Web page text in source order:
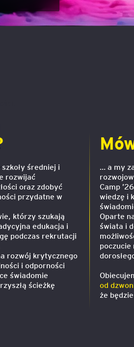
Praktyczne
AI w praktyce –
AI – prawne
projektami
AI – sztuczna inteligencja
szkoleń
średniej i
rozwijać
oraz zdobyć
przydatne w
którzy szukają
edukacja i
podczas rekrutacji
rozwój krytycznego
i odporności
świadomie
ścieżkę
… a my
Camp
wiedzę i
Oparte
świata i
poczucie
od
że